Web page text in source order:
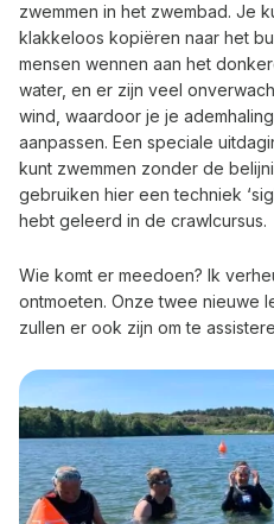
zwemmen in het zwembad. Je
klakkeloos kopiëren naar het
mensen wennen aan het
water, en er zijn veel
wind, waardoor je je
aanpassen. Een speciale
kunt zwemmen zonder de
gebruiken hier een techniek
hebt geleerd in de crawlcursus.
Wie komt er meedoen? Ik
ontmoeten. Onze twee nieuwe
zullen er ook zijn om te